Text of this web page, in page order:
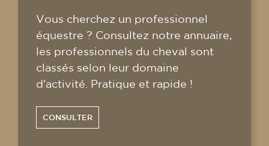
Vous cherchez un professionnel
équestre ? Consultez notre annuaire,
les professionnels du cheval sont
classés selon leur domaine
d'activité. Pratique et rapide !
CONSULTER